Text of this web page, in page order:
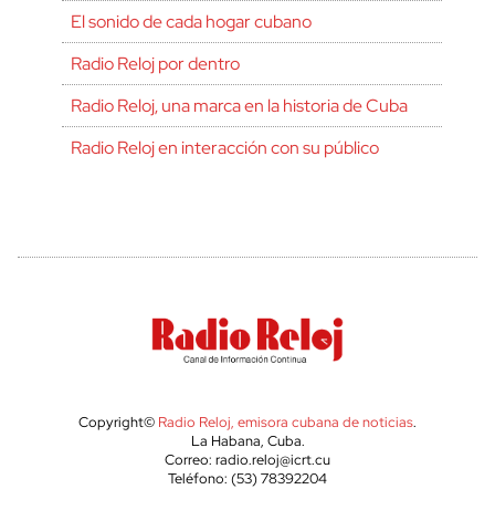
El sonido de cada hogar cubano
Radio Reloj por dentro
Radio Reloj, una marca en la historia de Cuba
Radio Reloj en interacción con su público
Copyright© Radio Reloj, emisora cubana de noticias.
La Habana, Cuba.
Correo: radio.reloj@icrt.cu
Teléfono: (53) 78392204